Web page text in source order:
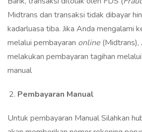
Midtrans dan transaksi tidak dibayar
kadarluasa tiba. Jika Anda mengalami
melalui pembayaran online
melakukan pembayaran tagihan
manual
Pembayaran Manual
Untuk pembayaran Manual Silahkan